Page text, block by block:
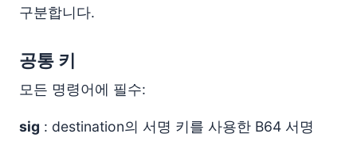
구분합니다.
공통 키
모든 명령어에 필수:
sig : destination의 서명 키를 사용한 B64 서명